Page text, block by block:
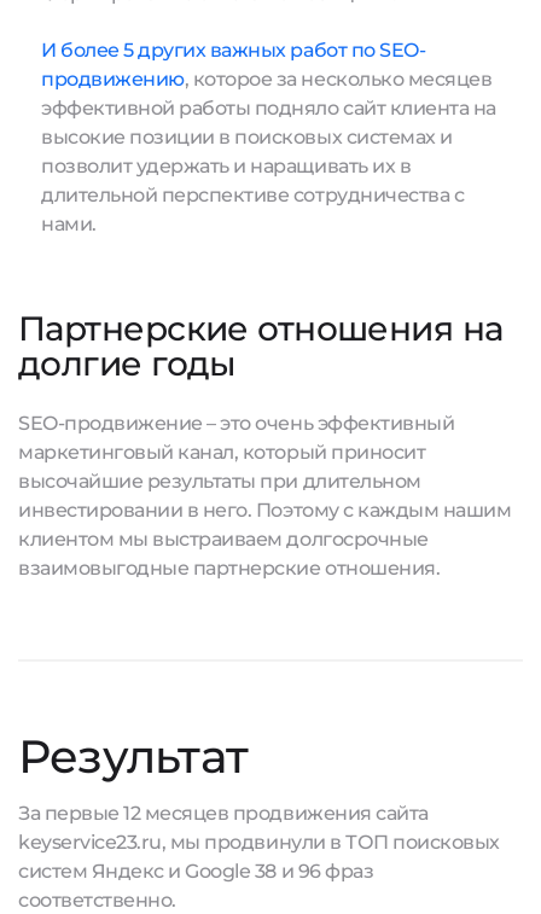
И более 5 других важных работ по SEO-
продвижению, которое за несколько месяцев
эффективной работы подняло сайт клиента на
высокие позиции в поисковых системах и
позволит удержать и наращивать их в
длительной перспективе сотрудничества с
нами.
Партнерские отношения на
долгие годы
SEO-продвижение – это очень эффективный
маркетинговый канал, который приносит
высочайшие результаты при длительном
инвестировании в него. Поэтому с каждым нашим
клиентом мы выстраиваем долгосрочные
взаимовыгодные партнерские отношения.
Результат
За первые 12 месяцев продвижения сайта
keyservice23.ru, мы продвинули в ТОП поисковых
систем Яндекс и Google 38 и 96 фраз
соответственно.